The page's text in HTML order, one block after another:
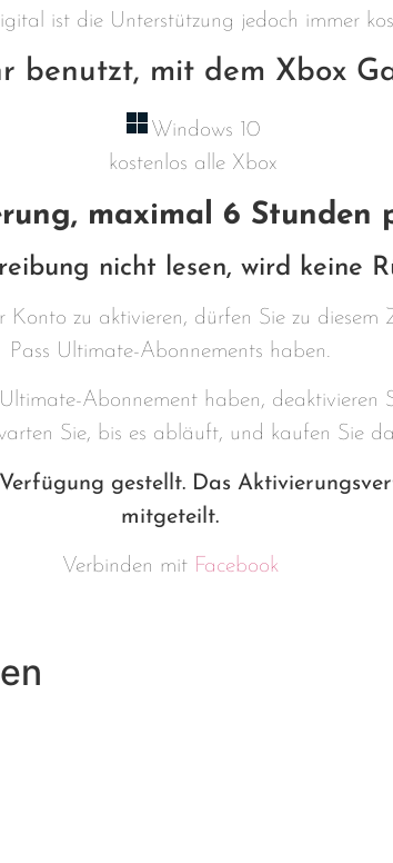
ist die Unterstützung jedoch immer
benutzt, mit dem Xbox
Windows 10
kostenlos alle Xbox
maximal 6 Stunden
nicht lesen, wird keine
zu aktivieren, dürfen Sie zu diesem
Pass Ultimate-Abonnements haben.
Abonnement haben, deaktivieren
Sie, bis es abläuft, und kaufen Sie
gestellt. Das
mitgeteilt.
Verbinden mit Facebook